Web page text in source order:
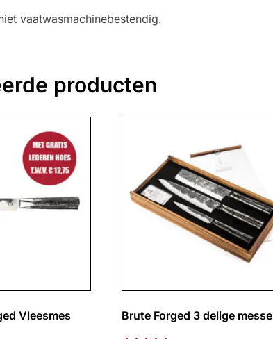
vaatwasmachinebestendig.
producten
Vleesmes Brute Forged 3 delige